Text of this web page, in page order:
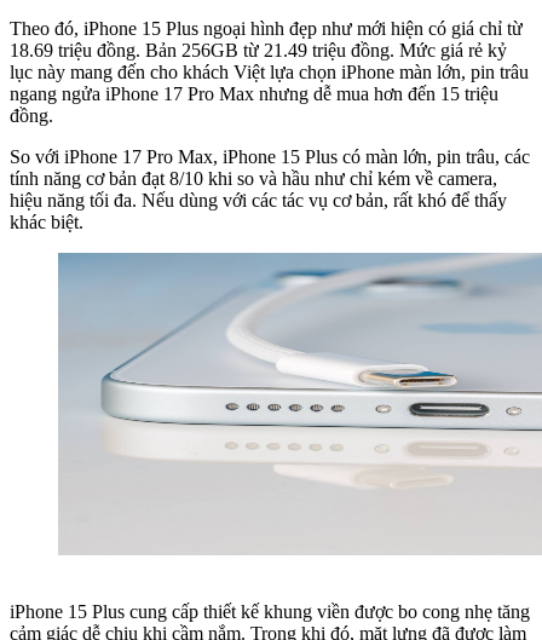
Theo đó, iPhone 15 Plus ngoại hình đẹp như mới hiện có giá chỉ từ
18.69 triệu đồng. Bản 256GB từ 21.49 triệu đồng. Mức giá rẻ kỷ
lục này mang đến cho khách Việt lựa chọn iPhone màn lớn, pin trâu
ngang ngửa iPhone 17 Pro Max nhưng dễ mua hơn đến 15 triệu
đồng.
So với iPhone 17 Pro Max, iPhone 15 Plus có màn lớn, pin trâu, các
tính năng cơ bản đạt 8/10 khi so và hầu như chỉ kém về camera,
hiệu năng tối đa. Nếu dùng với các tác vụ cơ bản, rất khó để thấy
khác biệt.
iPhone 15 Plus cung cấp thiết kế khung viền được bo cong nhẹ tăng
cảm giác dễ chịu khi cầm nắm. Trong khi đó, mặt lưng đã được làm